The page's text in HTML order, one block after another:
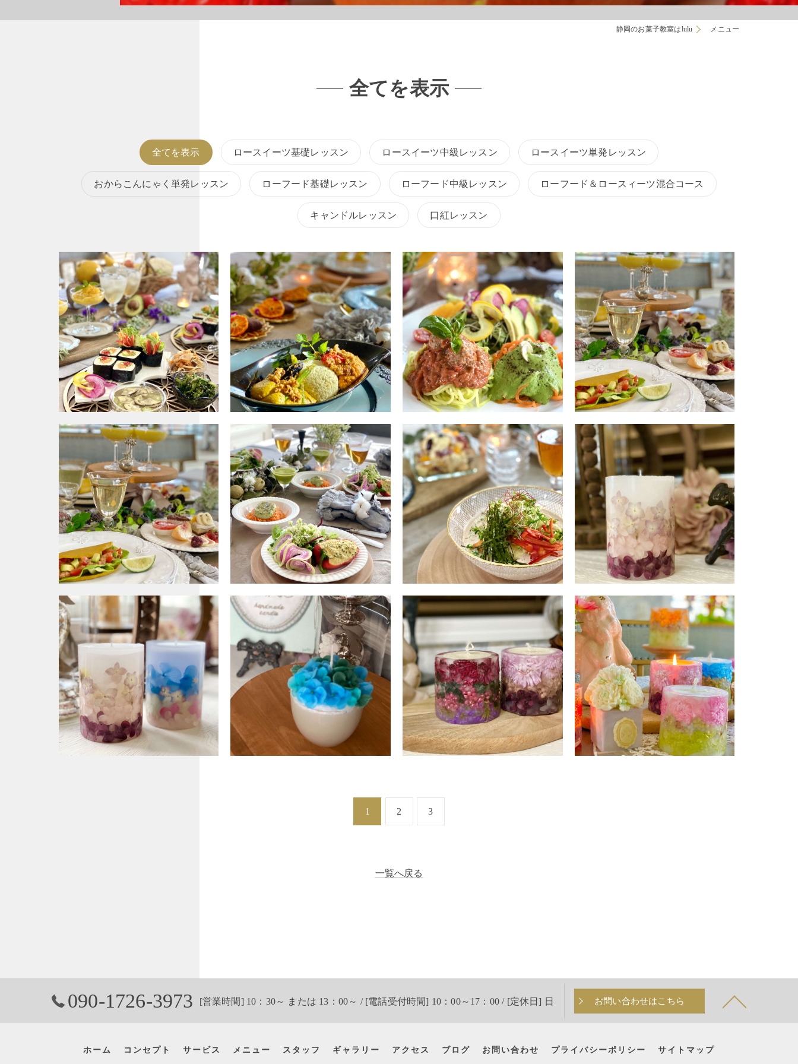
静岡のお菓子教室はlulu メニュー
全てを表示
全てを表示 ロースイーツ基礎レッスン ロースイーツ中級レッスン ロースイーツ単発レッスン
おからこんにゃく単発レッスン ローフード基礎レッスン ローフード中級レッスン ローフード＆ロースィーツ混合コース
キャンドルレッスン 口紅レッスン
1 2 3
一覧へ戻る
090-1726-3973 [営業時間] 10：30～ または 13：00～ / [電話受付時間] 10：00～17：00 / [定休日] 日 お問い合わせはこちら
ホーム コンセプト サービス メニュー スタッフ ギャラリー アクセス ブログ お問い合わせ プライバシーポリシー サイトマップ